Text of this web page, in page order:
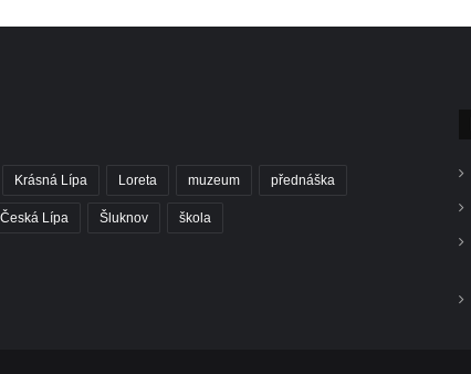
Krásná Lípa Loreta muzeum přednáška
Česká Lípa Šluknov škola